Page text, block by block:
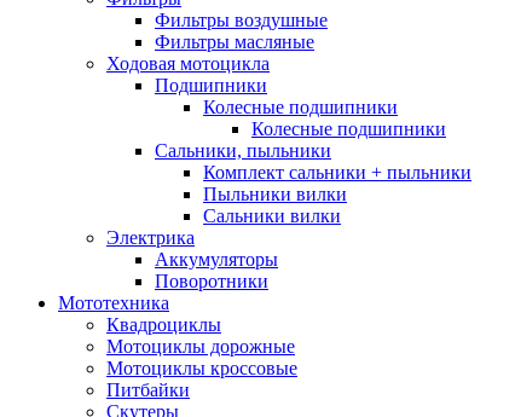
Фильтры воздушные
Фильтры масляные
Ходовая мотоцикла
Подшипники
Колесные подшипники
Колесные подшипники
Сальники, пыльники
Комплект сальники + пыльники
Пыльники вилки
Сальники вилки
Электрика
Аккумуляторы
Поворотники
Мототехника
Квадроциклы
Мотоциклы дорожные
Мотоциклы кроссовые
Питбайки
Скутеры